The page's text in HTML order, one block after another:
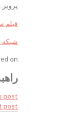
فیلم
شبکه
on
post:
post: